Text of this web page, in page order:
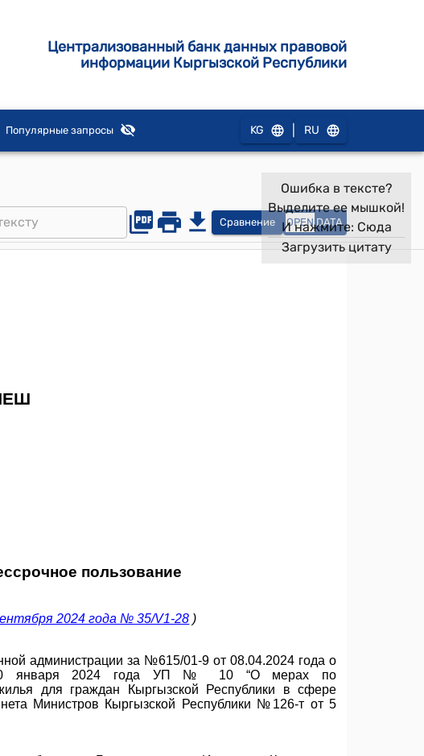
Централизованный банк данных правовой
информации Кыргызской Республики
Популярные запросы KG RU
Сравнение OPEN DATA
Ошибка в тексте?
Выделите ее мышкой!
И нажмите: Сюда
Загрузить цитату